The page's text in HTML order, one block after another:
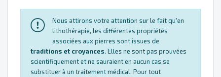
Nous attirons votre attention sur le fait qu'en
lithothérapie, les différentes propriétés
associées aux pierres sont issues de
traditions et croyances. Elles ne sont pas prouvées
scientifiquement et ne sauraient en aucun cas se
substituer à un traitement médical. Pour tout